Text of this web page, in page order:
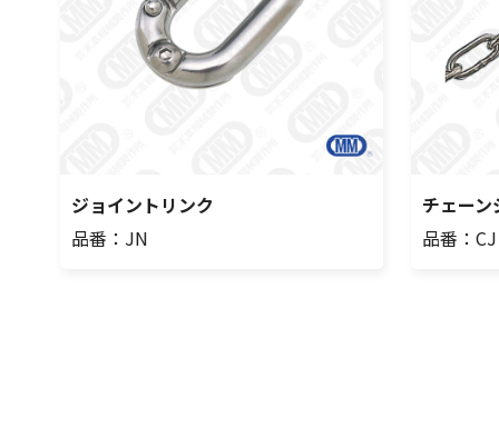
ジョイントリンク
品番：JN
チェー
品番：CJ